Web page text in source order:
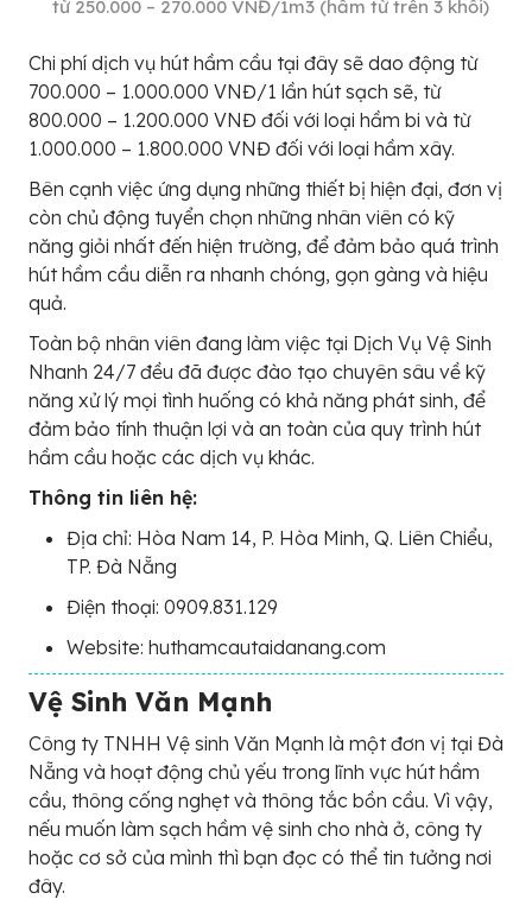
từ 250.000 – 270.000 VNĐ/1m3 (hầm từ trên 3 khối)
Chi phí dịch vụ hút hầm cầu tại đây sẽ dao động từ
700.000 – 1.000.000 VNĐ/1 lần hút sạch sẽ, từ
800.000 – 1.200.000 VNĐ đối với loại hầm bi và từ
1.000.000 – 1.800.000 VNĐ đối với loại hầm xây.
Bên cạnh việc ứng dụng những thiết bị hiện đại, đơn vị
còn chủ động tuyển chọn những nhân viên có kỹ
năng giỏi nhất đến hiện trường, để đảm bảo quá trình
hút hầm cầu diễn ra nhanh chóng, gọn gàng và hiệu
quả.
Toàn bộ nhân viên đang làm việc tại Dịch Vụ Vệ Sinh
Nhanh 24/7 đều đã được đào tạo chuyên sâu về kỹ
năng xử lý mọi tình huống có khả năng phát sinh, để
đảm bảo tính thuận lợi và an toàn của quy trình hút
hầm cầu hoặc các dịch vụ khác.
Thông tin liên hệ:
Địa chỉ: Hòa Nam 14, P. Hòa Minh, Q. Liên Chiểu,
TP. Đà Nẵng
Điện thoại: 0909.831.129
Website: huthamcautaidanang.com
Vệ Sinh Văn Mạnh
Công ty TNHH Vệ sinh Văn Mạnh là một đơn vị tại Đà
Nẵng và hoạt động chủ yếu trong lĩnh vực hút hầm
cầu, thông cống nghẹt và thông tắc bồn cầu. Vì vậy,
nếu muốn làm sạch hầm vệ sinh cho nhà ở, công ty
hoặc cơ sở của mình thì bạn đọc có thể tin tưởng nơi
đây.